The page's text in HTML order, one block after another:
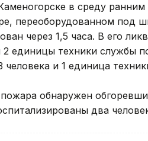
в среду
переоборудованном
через 1,5 часа. В его
2 единицы техники службы
человека и 1 единица
обнаружен
два